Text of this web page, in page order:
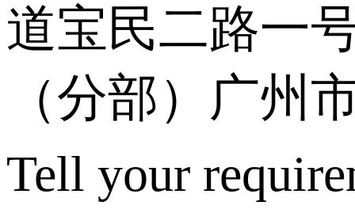
道宝民二路一
（分部）广州
Tell your